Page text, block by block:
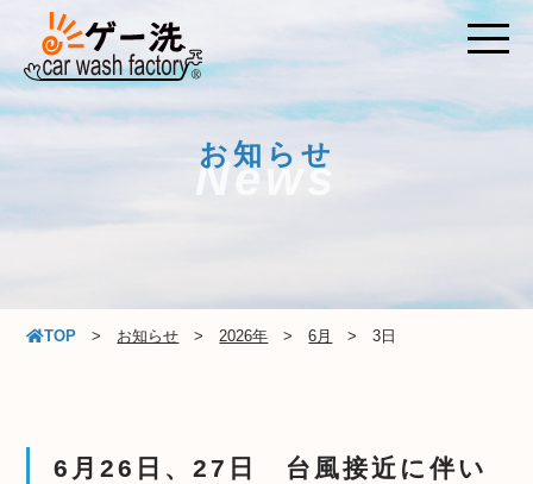
お知らせ
News
TOP お知らせ 2026年 6月 3日
6月26日、27日 台風接近に伴い